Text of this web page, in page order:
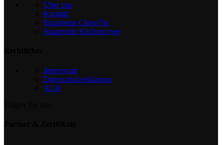
Über uns
Kontakt
Hauptseite ChronTec
Hauptseite Küchencover
Impressum
Datenschutzerklärung
AGB